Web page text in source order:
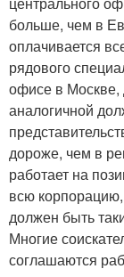
больше, чем в
оплачивается
рядового
офисе в Москве,
аналогичной
дороже, чем в
работает на
всю
должен быть
Многие
соглашаются